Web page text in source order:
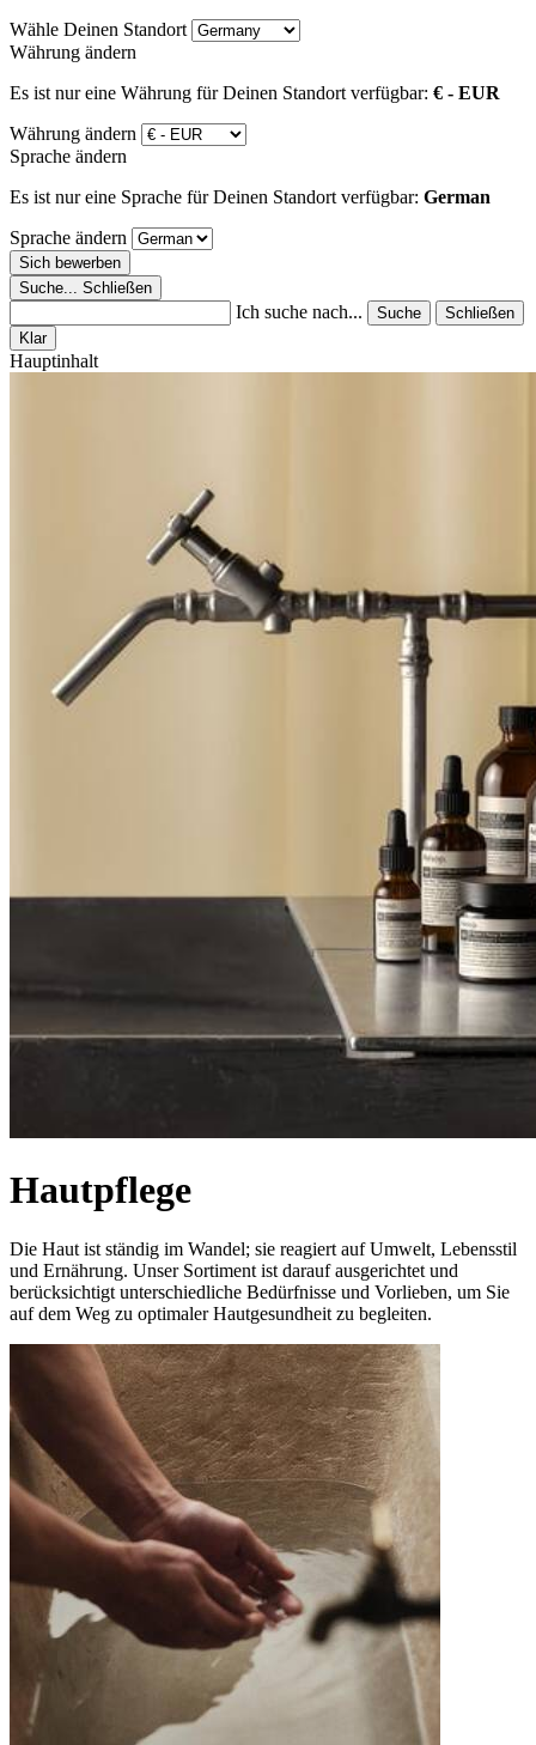
Wähle Deinen Standort
Währung ändern
Es ist nur eine Währung für Deinen Standort verfügbar: € - EUR
Währung ändern
Sprache ändern
Es ist nur eine Sprache für Deinen Standort verfügbar: German
Sprache ändern
Sich bewerben
Suche...
Schließen
Ich suche nach... Suche
Schließen
Klar
Hauptinhalt
Hautpflege
Die Haut ist ständig im Wandel; sie reagiert auf Umwelt, Lebensstil
und Ernährung. Unser Sortiment ist darauf ausgerichtet und
berücksichtigt unterschiedliche Bedürfnisse und Vorlieben, um Sie
auf dem Weg zu optimaler Hautgesundheit zu begleiten.